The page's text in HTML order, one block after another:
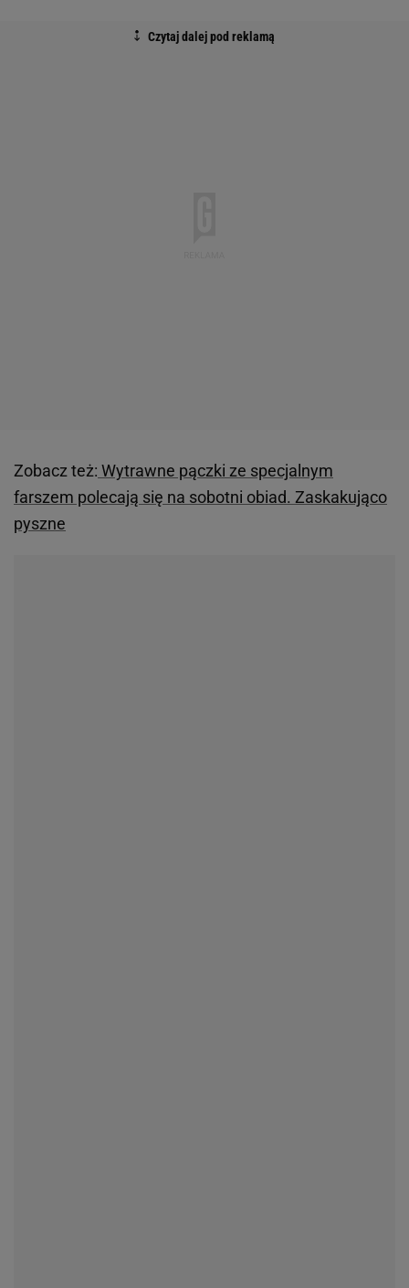
Zobacz też: Wytrawne pączki ze specjalnym
farszem polecają się na sobotni obiad. Zaskakująco
pyszne